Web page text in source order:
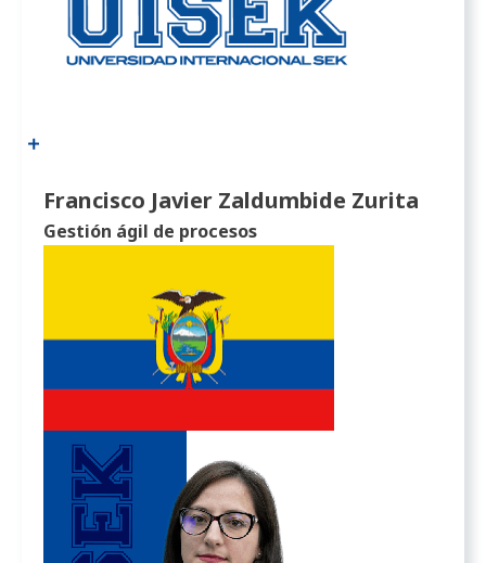
Francisco Javier Zaldumbide Zurita
Gestión ágil de procesos